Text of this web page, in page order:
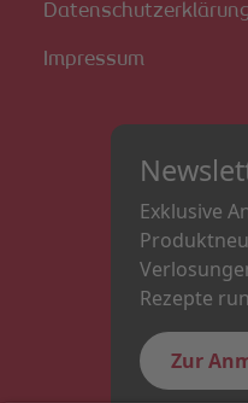
Impressum
Exklusive
Rezepte
Zur